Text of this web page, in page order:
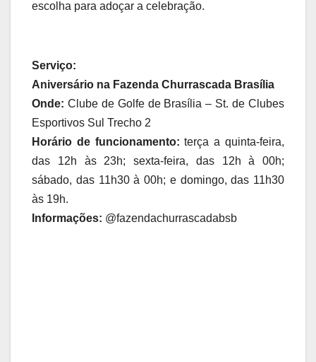
escolha para adoçar a celebração.
Serviço:
Aniversário na Fazenda Churrascada Brasília
Onde: Clube de Golfe de Brasília – St. de Clubes
Esportivos Sul Trecho 2
Horário de funcionamento:terça a quinta-feira,
das 12h às 23h; sexta-feira, das 12h à 00h;
sábado, das 11h30 à 00h; e domingo, das 11h30
às 19h.
Informações: @fazendachurrascadabsb